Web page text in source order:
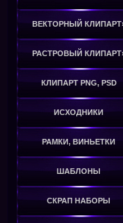
ВЕКТОРНЫЙ
РАСТРОВЫЙ
КЛИПАРТ PNG, PSD
ИСХОДНИКИ
РАМКИ, ВИНЬЕТКИ
ШАБЛОНЫ
СКРАП НАБОРЫ